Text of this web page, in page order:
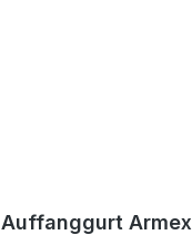
Auffanggurt Armex